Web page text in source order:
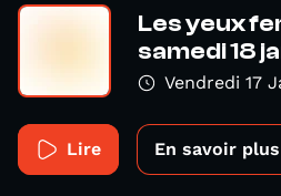
Les yeux
samedi 18
Vendredi 17
Lire En savoir plus